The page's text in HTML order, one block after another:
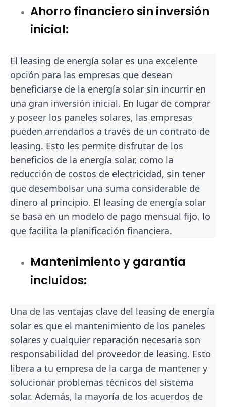
Ahorro financiero sin inversión
inicial:
El leasing de energía solar es una excelente
opción para las empresas que desean
beneficiarse de la energía solar sin incurrir en
una gran inversión inicial. En lugar de comprar
y poseer los paneles solares, las empresas
pueden arrendarlos a través de un contrato de
leasing. Esto les permite disfrutar de los
beneficios de la energía solar, como la
reducción de costos de electricidad, sin tener
que desembolsar una suma considerable de
dinero al principio. El leasing de energía solar
se basa en un modelo de pago mensual fijo, lo
que facilita la planificación financiera.
Mantenimiento y garantía
incluidos:
Una de las ventajas clave del leasing de energía
solar es que el mantenimiento de los paneles
solares y cualquier reparación necesaria son
responsabilidad del proveedor de leasing. Esto
libera a tu empresa de la carga de mantener y
solucionar problemas técnicos del sistema
solar. Además, la mayoría de los acuerdos de